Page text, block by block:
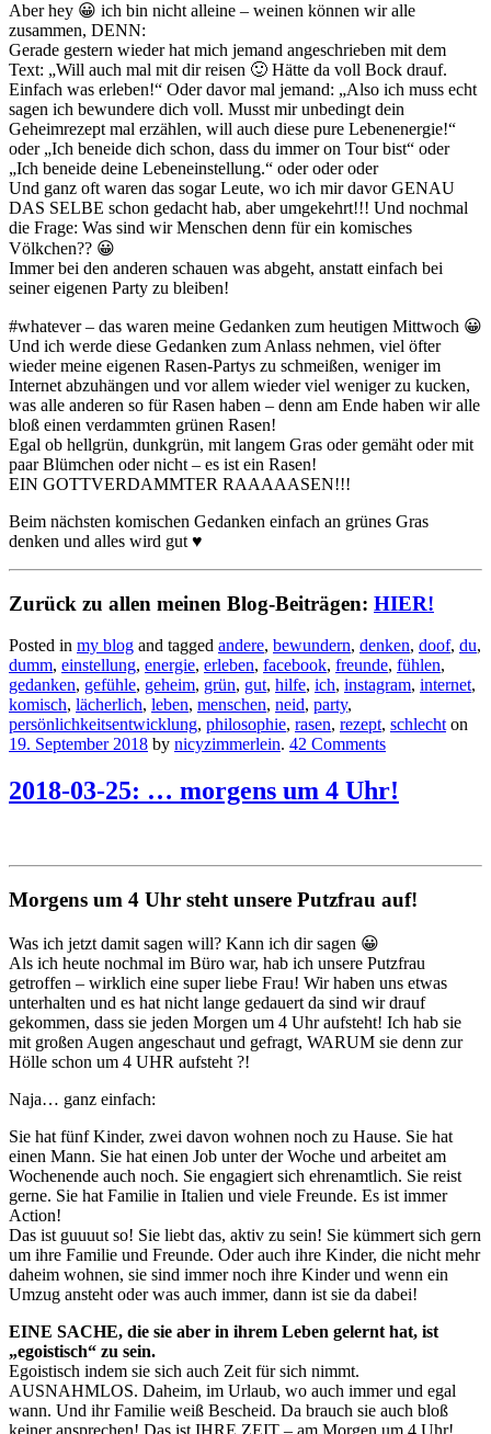
Aber hey 😀 ich bin nicht alleine – weinen können wir alle
zusammen, DENN:
Gerade gestern wieder hat mich jemand angeschrieben mit dem
Text: „Will auch mal mit dir reisen 🙂 Hätte da voll Bock drauf.
Einfach was erleben!“ Oder davor mal jemand: „Also ich muss echt
sagen ich bewundere dich voll. Musst mir unbedingt dein
Geheimrezept mal erzählen, will auch diese pure Lebenenergie!“
oder „Ich beneide dich schon, dass du immer on Tour bist“ oder
„Ich beneide deine Lebeneinstellung.“ oder oder oder
Und ganz oft waren das sogar Leute, wo ich mir davor GENAU
DAS SELBE schon gedacht hab, aber umgekehrt!!! Und nochmal
die Frage: Was sind wir Menschen denn für ein komisches
Völkchen?? 😀
Immer bei den anderen schauen was abgeht, anstatt einfach bei
seiner eigenen Party zu bleiben!
#whatever – das waren meine Gedanken zum heutigen Mittwoch 😀
Und ich werde diese Gedanken zum Anlass nehmen, viel öfter
wieder meine eigenen Rasen-Partys zu schmeißen, weniger im
Internet abzuhängen und vor allem wieder viel weniger zu kucken,
was alle anderen so für Rasen haben – denn am Ende haben wir alle
bloß einen verdammten grünen Rasen!
Egal ob hellgrün, dunkgrün, mit langem Gras oder gemäht oder mit
paar Blümchen oder nicht – es ist ein Rasen!
EIN GOTTVERDAMMTER RAAAAASEN!!!
Beim nächsten komischen Gedanken einfach an grünes Gras
denken und alles wird gut ♥
Zurück zu allen meinen Blog-Beiträgen: HIER!
Posted in my blog and tagged andere, bewundern, denken, doof, du,
dumm, einstellung, energie, erleben, facebook, freunde, fühlen,
gedanken, gefühle, geheim, grün, gut, hilfe, ich, instagram, internet,
komisch, lächerlich, leben, menschen, neid, party,
persönlichkeitsentwicklung, philosophie, rasen, rezept, schlechton
19. September 2018 by nicyzimmerlein. 42 Comments
2018-03-25: … morgens um 4 Uhr!
Morgens um 4 Uhr steht unsere Putzfrau auf!
Was ich jetzt damit sagen will? Kann ich dir sagen 😀
Als ich heute nochmal im Büro war, hab ich unsere Putzfrau
getroffen – wirklich eine super liebe Frau! Wir haben uns etwas
unterhalten und es hat nicht lange gedauert da sind wir drauf
gekommen, dass sie jeden Morgen um 4 Uhr aufsteht! Ich hab sie
mit großen Augen angeschaut und gefragt, WARUM sie denn zur
Hölle schon um 4 UHR aufsteht ?!
Naja… ganz einfach:
Sie hat fünf Kinder, zwei davon wohnen noch zu Hause. Sie hat
einen Mann. Sie hat einen Job unter der Woche und arbeitet am
Wochenende auch noch. Sie engagiert sich ehrenamtlich. Sie reist
gerne. Sie hat Familie in Italien und viele Freunde. Es ist immer
Action!
Das ist guuuut so! Sie liebt das, aktiv zu sein! Sie kümmert sich gern
um ihre Familie und Freunde. Oder auch ihre Kinder, die nicht mehr
daheim wohnen, sie sind immer noch ihre Kinder und wenn ein
Umzug ansteht oder was auch immer, dann ist sie da dabei!
EINE SACHE, die sie aber in ihrem Leben gelernt hat, ist
„egoistisch“ zu sein.
Egoistisch indem sie sich auch Zeit für sich nimmt.
AUSNAHMLOS. Daheim, im Urlaub, wo auch immer und egal
wann. Und ihr Familie weiß Bescheid. Da brauch sie auch bloß
keiner ansprechen! Das ist IHRE ZEIT – am Morgen um 4 Uhr!